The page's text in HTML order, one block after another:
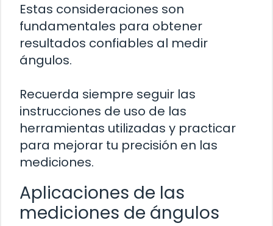
Estas consideraciones son
fundamentales para obtener
resultados confiables al medir
ángulos.
Recuerda siempre seguir las
instrucciones de uso de las
herramientas utilizadas y practicar
para mejorar tu precisión en las
mediciones.
Aplicaciones de las
mediciones de ángulos